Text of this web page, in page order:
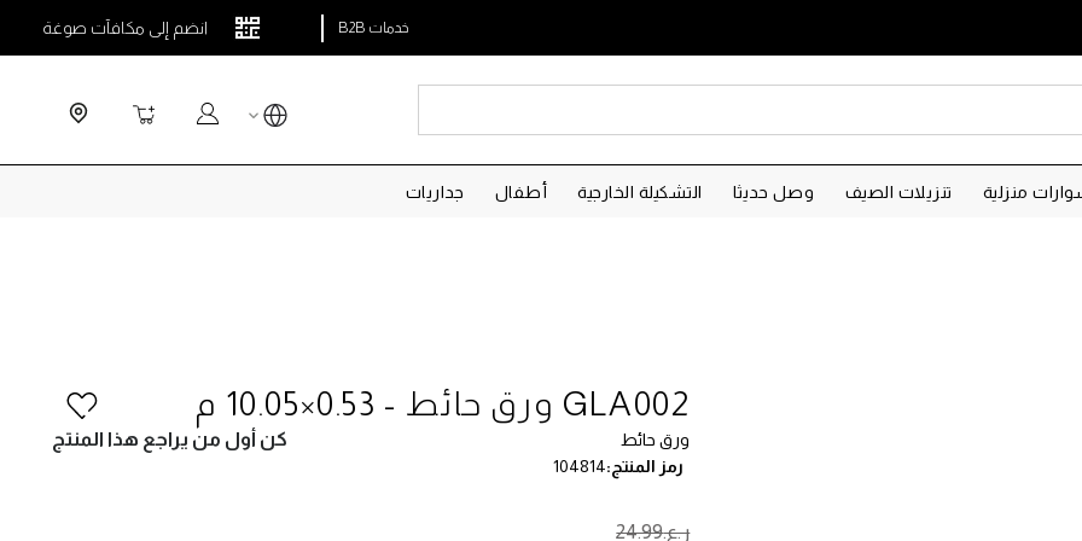
خدمات B2B انضم إلى مكافآت صوغة
سلة التسوق
منزلية تنزيلات الصيف وصل حديثا التشكيلة الخارجية أطفال جداريات
GLA002 ورق حائط - 0.53×10.05 م
ورق حائط كن أول من يراجع هذا المنتج
رمز المنتج 104814
ر.ع.‏24.99